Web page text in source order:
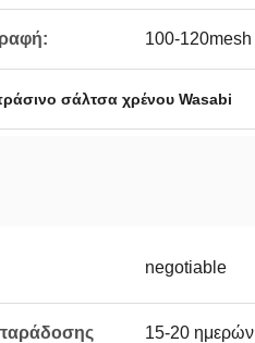
100-120mesh
σάλτσα χρένου Wasabi
negotiable
15-20 ημερών